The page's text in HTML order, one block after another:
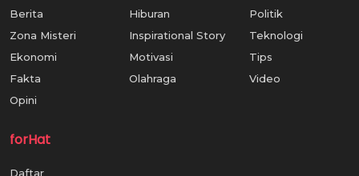
Berita
Zona Misteri
Ekonomi
Fakta
Opini
Hiburan
Inspirational Story
Motivasi
Olahraga
Politik
Teknologi
Tips
Video
forHat
Daftar